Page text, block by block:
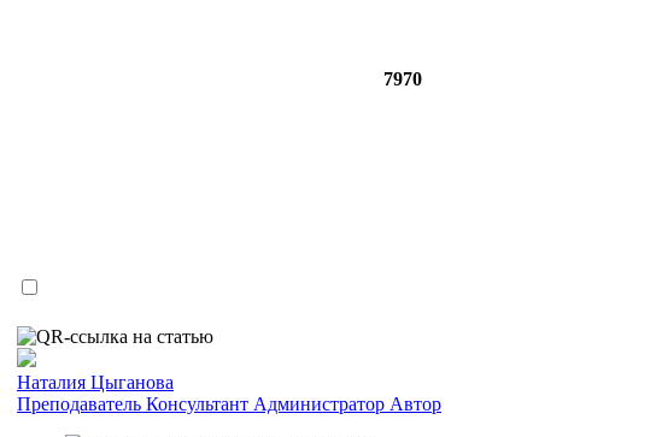
7970
Наталия Цыганова
Преподаватель Консультант Администратор Автор